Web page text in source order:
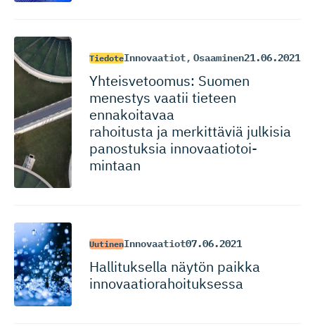
TiedoteInnovaatiot, Osaaminen21.06.2021
Yhteisvetoomus: Suomen
menestys vaatii tieteen
ennakoitavaa
rahoitusta ja merkittäviä julkisia
panostuksia innovaatio­toi­
mintaan
UutinenInnovaatiot07.06.2021
Hallituksella näytön paikka
innovaatio­ra­hoi­tuksessa